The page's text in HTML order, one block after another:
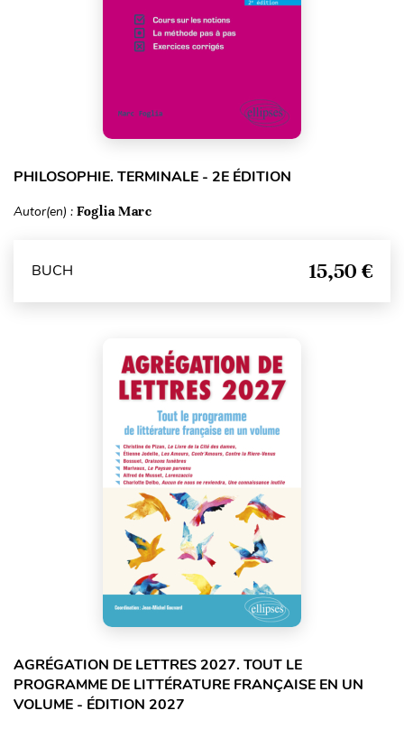
PHILOSOPHIE. TERMINALE - 2E ÉDITION
Autor(en) : Foglia Marc
BUCH 15,50 €
AGRÉGATION DE LETTRES 2027. TOUT LE
PROGRAMME DE LITTÉRATURE FRANÇAISE EN UN
VOLUME - ÉDITION 2027